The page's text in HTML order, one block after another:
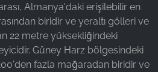
Almanya'daki erişilebilir en
biridir ve yeraltı gölleri ve
22 metre yüksekliğindeki
Güney Harz bölgesindeki
fazla mağaradan biridir ve